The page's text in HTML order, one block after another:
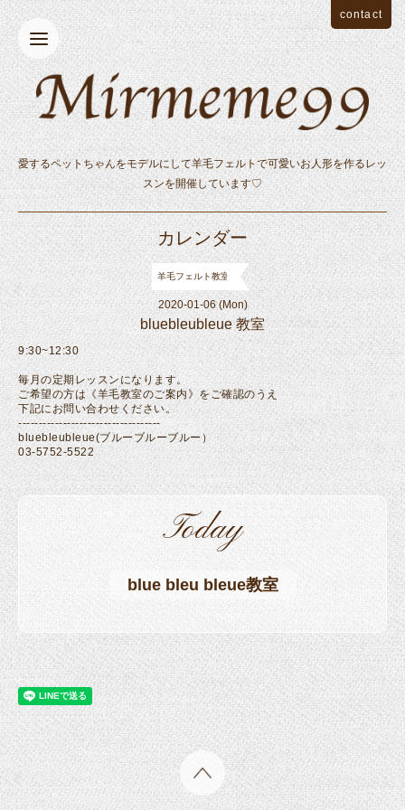
愛するペットちゃんをモデルにして羊毛フェルトで可愛いお人形を作るレッ
スンを開催しています♡
contact
カレンダー
羊毛フェルト教室
2020-01-06 (Mon)
bluebleubleue 教室
9:30~12:30
毎月の定期レッスンになります。
ご希望の方は《羊毛教室のご案内》をご確認のうえ
下記にお問い合わせください。
-----------------------------------
bluebleubleue(ブルーブルーブルー）
03-5752-5522
Today
blue bleu bleue教室